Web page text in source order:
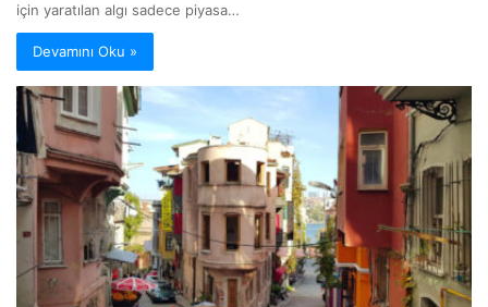
için yaratılan algı sadece piyasa…
Devamını Oku »